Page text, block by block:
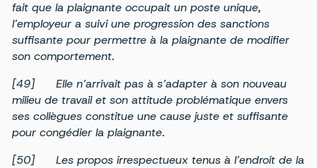
fait que la plaignante occupait un poste unique,
l’employeur a suivi une progression des sanctions
suffisante pour permettre à la plaignante de modifier
son comportement.
[49]
Elle n’arrivait pas à s’adapter à son nouveau
milieu de travail et son attitude problématique envers
ses collègues constitue une cause juste et suffisante
pour congédier la plaignante.
[50]
Les propos irrespectueux tenus à l’endroit de la